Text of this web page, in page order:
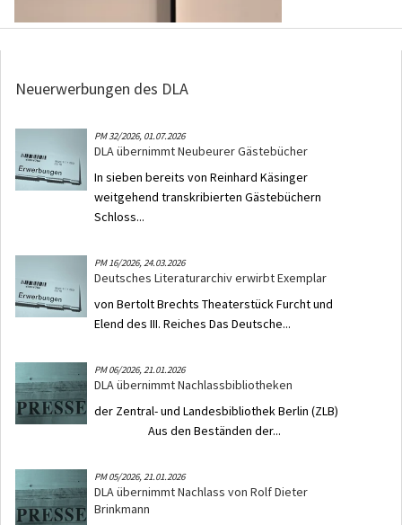
Neuerwerbungen des DLA
PM 32/2026, 01.07.2026
DLA übernimmt Neubeurer Gästebücher
In sieben bereits von Reinhard Käsinger
weitgehend transkribierten Gästebüchern
Schloss...
PM 16/2026,24.03.2026
Deutsches Literaturarchiv erwirbt Exemplar
von Bertolt Brechts Theaterstück Furcht und
Elend des III. Reiches Das Deutsche...
PM 06/2026,21.01.2026
DLA übernimmt Nachlassbibliotheken
der Zentral- und Landesbibliothek Berlin (ZLB)
Aus den Beständen der...
PM 05/2026,21.01.2026
DLA übernimmt Nachlass von Rolf Dieter
Brinkmann